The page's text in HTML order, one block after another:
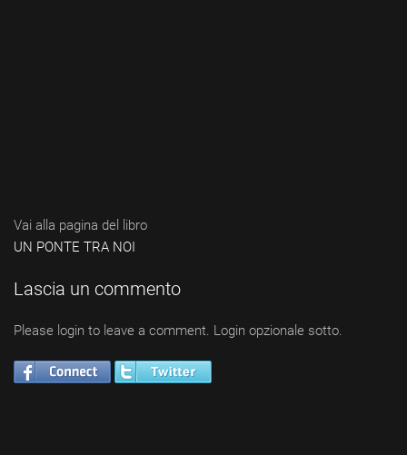
Vai alla pagina del libro
UN PONTE TRA NOI
Lascia un commento
Please login to leave a comment. Login opzionale sotto.